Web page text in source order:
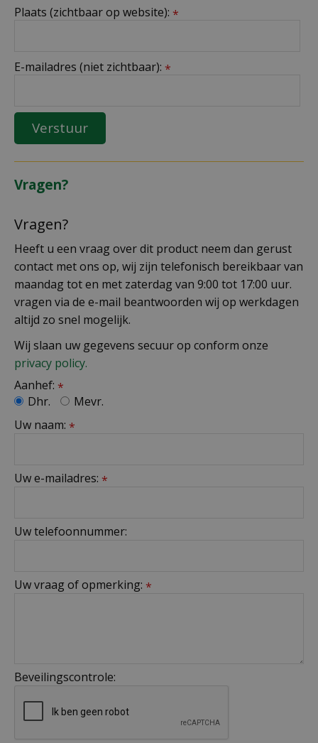
Plaats (zichtbaar op website): *
E-mailadres (niet zichtbaar): *
Vragen?
Vragen?
Heeft u een vraag over dit product neem dan gerust
contact met ons op, wij zijn telefonisch bereikbaar van
maandag tot en met zaterdag van 9:00 tot 17:00 uur.
vragen via de e-mail beantwoorden wij op werkdagen
altijd zo snel mogelijk.
Wij slaan uw gegevens secuur op conform onze
privacy policy.
Aanhef: *
Dhr.
Mevr.
Uw naam: *
Uw e-mailadres: *
Uw telefoonnummer:
Uw vraag of opmerking: *
Beveilingscontrole: